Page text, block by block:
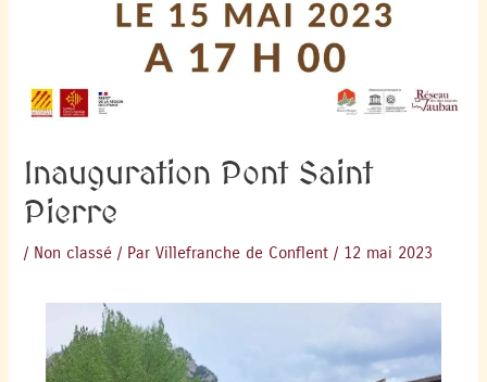
Inauguration Pont Saint
Pierre
/ Non classé / ParVillefranche de Conflent / 12 mai 2023